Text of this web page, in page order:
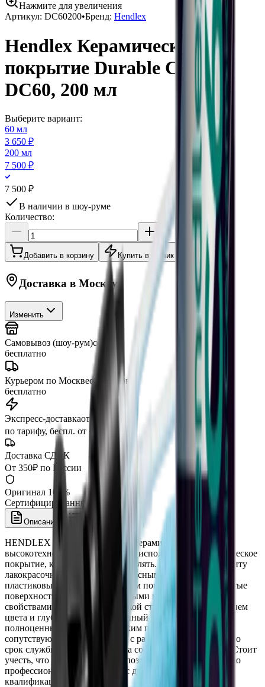
Нажмите для увеличения
Артикул: DC60200•Бренд: Hendlex
Hendlex Керамическое
покрытие Durable Ceramic
DC60, 200 мл
Выберите вариант:
60 мл
3 650 ₽
200 мл
7 500 ₽
7 500 ₽
В наличии в шоу-руме
Количество:
Добавить в корзину Купить в 1 клик
Доставка в Москву
Изменить
Самовывоз (шоу-рум)сегодня
бесплатно
Курьером по Москвеот 3 часов
бесплатно
Экспресс-доставкаот 2 часов
по тарифу, беспл. от 15 000 ₽
Доставка СДЭК
От 350₽ по России
Оригинал 100%
Сертифицированный товар
Описание Характеристики
HENDLEX DC60 Распыляемая керамика, 200мл - это
высокотехнологичное простое в использовании керамическое
покрытие, которое можно распылять. Обеспечивает защиту
лакокрасочному покрытию, колесным дискам, а также
пластиковым или металлическим поверхностям. Покрытые
поверхности наделяются сильными гидрофобными
свойствами, высокой химической стойкостью, насыщением
цвета и глубоким блеском. Данный продукт является
полноценным нанокерамическим покрытием со всеми
сопутствующими свойствами, с разницей лишь в том, что
срок службы у данного состава составляет 6-7 месяцев. Cтоит
учесть, что HENDLEX DC60 позволит работать не только
профессионалам, но и людям с другим уровнем
квалификации.